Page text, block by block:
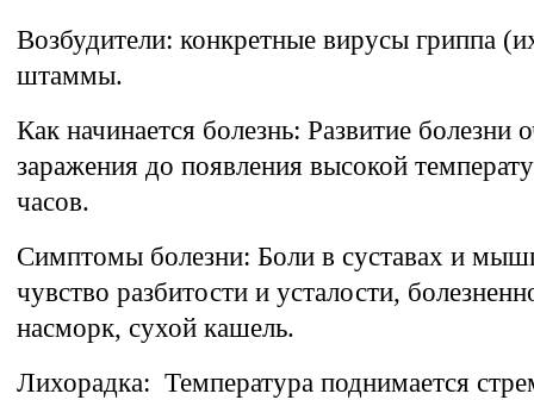
Возбудители: конкретные вирусы гриппа
штаммы.
Как начинается болезнь: Развитие
заражения до появления высокой
часов.
Симптомы болезни: Боли в суставах и
чувство разбитости и усталости,
насморк, сухой кашель.
Лихорадка: Температура поднимается